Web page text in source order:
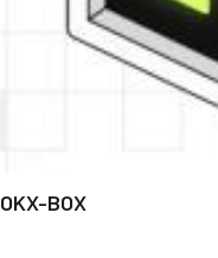
OKX-BOX